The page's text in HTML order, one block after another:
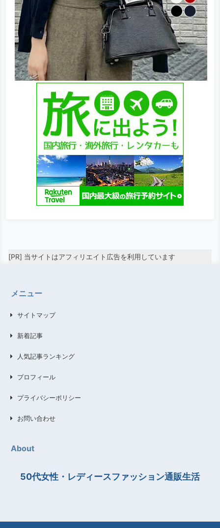
[PR] 当サイトはアフィリエイト広告を利用しています
メニュー
サイトマップ
新着記事
人気記事ランキング
プロフィール
プライバシーポリシー
お問い合わせ
About
50代女性・レディースファッション通販生活